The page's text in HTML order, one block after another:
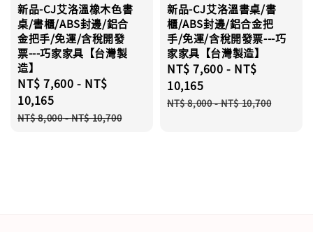
新品-CJ艾洛溫橡木色書
桌/書櫃/ABS封邊/鋁合
金把手/免運/含稅開發
票---巧家家具【台灣製
造】
Sale
price
NT$ 7,600 - NT$
10,165
Regular
NT$ 8,000-NT$ 10,700
新品-CJ艾洛溫書桌/書
櫃/ABS封邊/鋁合金把
手/免運/含稅開發票---巧
家家具【台灣製造】
Sale
price
NT$ 7,600 - NT$
10,165
Regular
NT$ 8,000-NT$ 10,700